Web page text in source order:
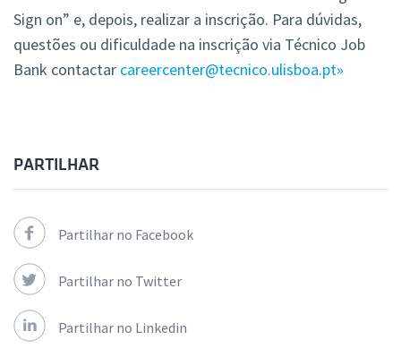
Sign on” e, depois, realizar a inscrição. Para dúvidas,
questões ou dificuldade na inscrição via Técnico Job
Bank contactar careercenter@tecnico.ulisboa.pt»
PARTILHAR
Partilhar no Facebook
Partilhar no Twitter
Partilhar no Linkedin